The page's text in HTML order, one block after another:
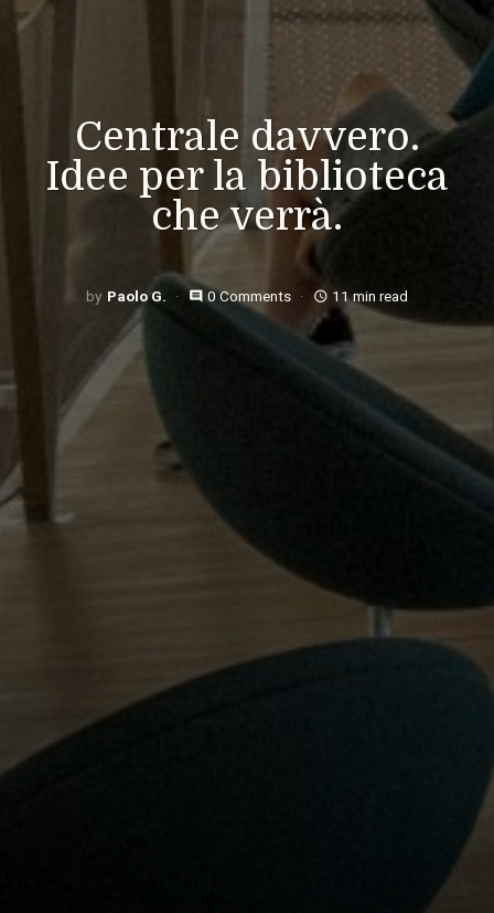
Centrale davvero.
Idee per la biblioteca
che verrà.
Paolo G. comment 0 Comments access_time 11 min read